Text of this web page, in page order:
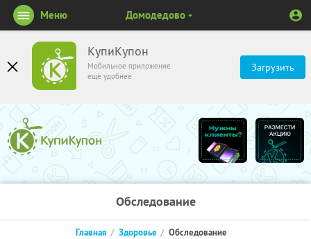
КупиКупон
Мобильное приложение
ещё удобнее
Загрузить
Меню Домодедово
Обследование
Главная Здоровье Обследование